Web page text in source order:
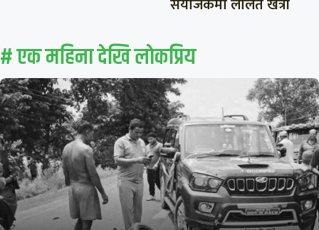
संयोजकमा ललित खत्री
# एक महिना देखि लाेकप्रिय